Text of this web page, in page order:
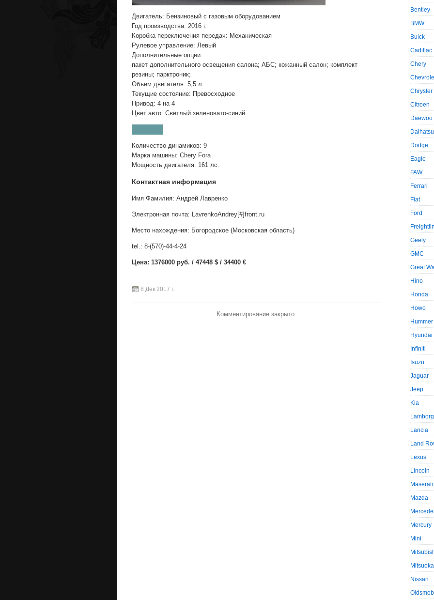
Двигатель: Бензиновый с газовым оборудованием
Год производства: 2016 г.
Коробка переключения передач: Механическая
Рулевое управление: Левый
Дополнительные опции:
пакет дополнительного освещения салона; АБС; кожанный салон; комплект
резины; парктроник;
Объем двигателя: 5,5 л.
Текущие состояние: Превосходное
Привод: 4 на 4
Цвет авто: Светлый зеленовато-синий
Количество динамиков: 9
Марка машины: Chery Fora
Мощность двигателя: 161 лс.
Контактная информация
Имя Фамилия: Андрей Лавренко
Электронная почта: LavrenkoAndrey[#]front.ru
Место нахождения: Богородское (Московская область)
tel.: 8-(570)-44-4-24
Цена: 1376000 руб. / 47448 $ / 34400 €
8 Дек 2017 г.
Комментирование закрыто.
Bentley
BMW
Buick
Cadillac
Chery
Chrysler
Citroen
Daewoo
Daihatsu
Dodge
Eagle
FAW
Ferrari
Fiat
Ford
Geely
GMC
Great
Hino
Honda
Howo
Hummer
Hyundai
Infiniti
Isuzu
Jaguar
Jeep
Kia
Lancia
Land
Lexus
Lincoln
Maserati
Mazda
Mercury
Mini
Mitsuoka
Nissan